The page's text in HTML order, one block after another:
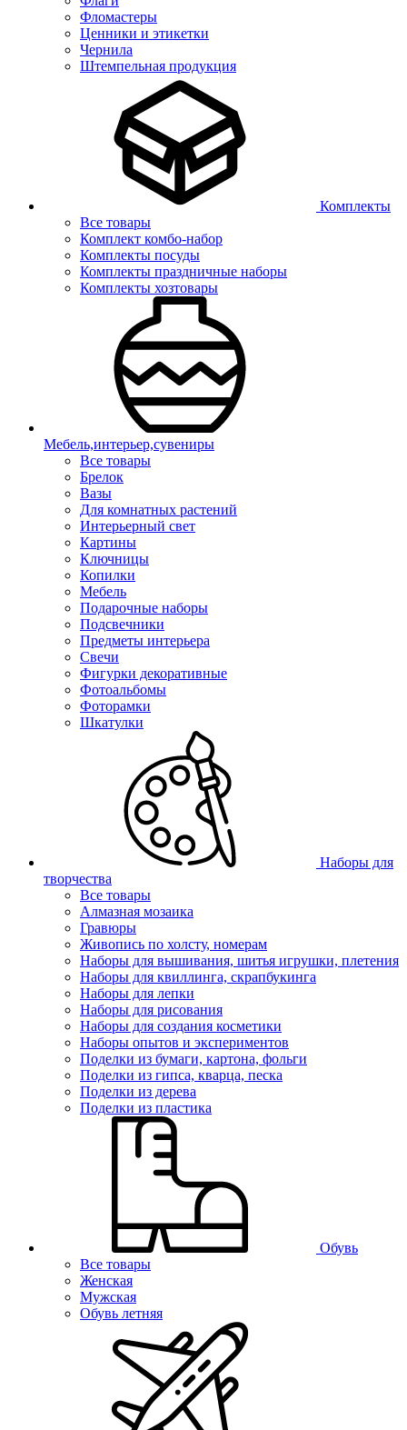
Фломастеры
Ценники и этикетки
Чернила
Штемпельная продукция
Комплекты
Все товары
Комплект комбо-набор
Комплекты посуды
Комплекты праздничные наборы
Комплекты хозтовары
Мебель,интерьер,сувениры
Все товары
Брелок
Вазы
Для комнатных растений
Интерьерный свет
Картины
Ключницы
Копилки
Мебель
Подарочные наборы
Подсвечники
Предметы интерьера
Свечи
Фигурки декоративные
Фотоальбомы
Фоторамки
Шкатулки
Наборы для
творчества
Все товары
Алмазная мозаика
Гравюры
Живопись по холсту, номерам
Наборы для вышивания, шитья игрушки, плетения
Наборы для квиллинга, скрапбукинга
Наборы для лепки
Наборы для рисования
Наборы для создания косметики
Наборы опытов и экспериментов
Поделки из бумаги, картона, фольги
Поделки из гипса, кварца, песка
Поделки из дерева
Поделки из пластика
Обувь
Все товары
Женская
Мужская
Обувь летняя